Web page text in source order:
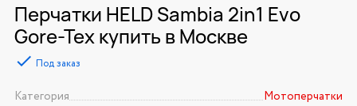
Перчатки HELD Sambia 2in1 Evo
Gore-Tex купить в Москве
Под заказ
Категория
Мотоперчатки